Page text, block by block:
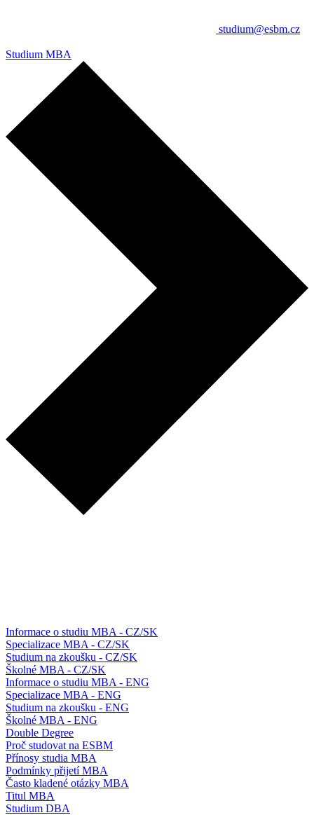
studium@esbm.cz
Studium MBA
Informace o studiu MBA - CZ/SK
Specializace MBA - CZ/SK
Studium na zkoušku - CZ/SK
Školné MBA - CZ/SK
Informace o studiu MBA - ENG
Specializace MBA - ENG
Studium na zkoušku - ENG
Školné MBA - ENG
Double Degree
Proč studovat na ESBM
Přínosy studia MBA
Podmínky přijetí MBA
Často kladené otázky MBA
Titul MBA
Studium DBA